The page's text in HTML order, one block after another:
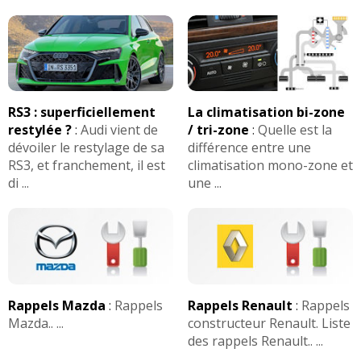
RS3 : superficiellement
restylée ?: Audi vient de
dévoiler le restylage de sa
RS3, et franchement, il est
di ...
La climatisation bi-zone
/ tri-zone : Quelle est la
différence entre une
climatisation mono-zone et
une ...
Rappels Mazda : Rappels
Mazda.. ...
Rappels Renault : Rappels
constructeur Renault. Liste
des rappels Renault.. ...